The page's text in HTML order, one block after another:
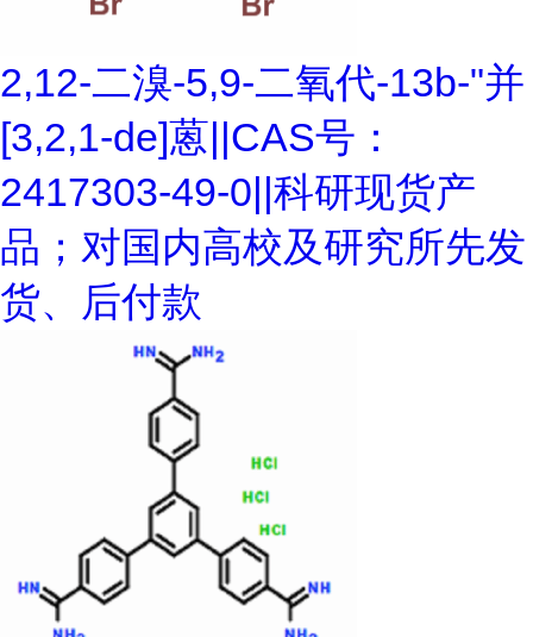
2,12-二溴-5,9-二氧代-13b-"并
[3,2,1-de]蒽||CAS号：
2417303-49-0||科研现货产
品；对国内高校及研究所先发
货、后付款